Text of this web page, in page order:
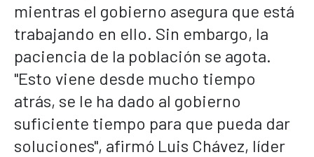
mientras el gobierno asegura que está
trabajando en ello. Sin embargo, la
paciencia de la población se agota.
"Esto viene desde mucho tiempo
atrás, se le ha dado al gobierno
suficiente tiempo para que pueda dar
soluciones", afirmó Luis Chávez, líder